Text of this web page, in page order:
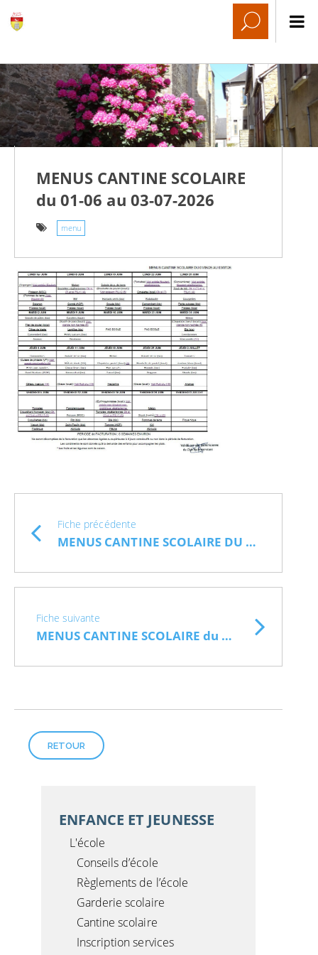
MENUS CANTINE SCOLAIRE
du 01-06 au 03-07-2026
menu
Fiche précédente
MENUS CANTINE SCOLAIRE DU 01-09 AU 16-10-2026
Fiche suivante
MENUS CANTINE SCOLAIRE du 20-04 au 28-05-2026
RETOUR
ENFANCE ET JEUNESSE
L'école
Conseils d’école
Règlements de l’école
Garderie scolaire
Cantine scolaire
Inscription services